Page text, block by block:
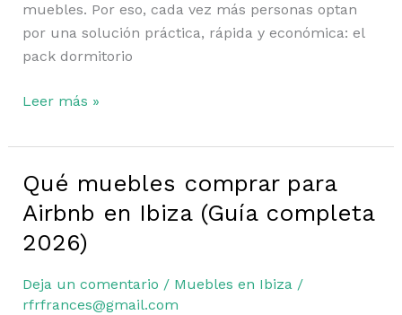
muebles. Por eso, cada vez más personas optan
por una solución práctica, rápida y económica: el
pack dormitorio
Leer más »
Qué muebles comprar para
Airbnb en Ibiza (Guía completa
2026)
Deja un comentario / Muebles en Ibiza/
rfrfrances@gmail.com
Qué
muebles
comprar
para
en